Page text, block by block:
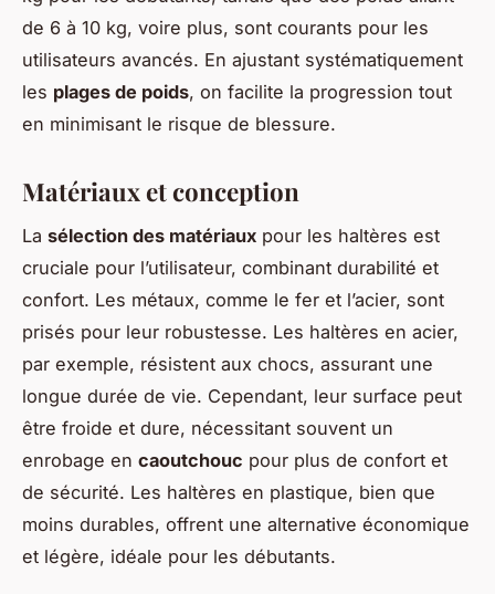
de 6 à 10 kg, voire plus, sont courants pour les
utilisateurs avancés. En ajustant systématiquement
les plages de poids, on facilite la progression tout
en minimisant le risque de blessure.
Matériaux et conception
La sélection des matériaux pour les haltères est
cruciale pour l’utilisateur, combinant durabilité et
confort. Les métaux, comme le fer et l’acier, sont
prisés pour leur robustesse. Les haltères en acier,
par exemple, résistent aux chocs, assurant une
longue durée de vie. Cependant, leur surface peut
être froide et dure, nécessitant souvent un
enrobage en caoutchouc pour plus de confort et
de sécurité. Les haltères en plastique, bien que
moins durables, offrent une alternative économique
et légère, idéale pour les débutants.